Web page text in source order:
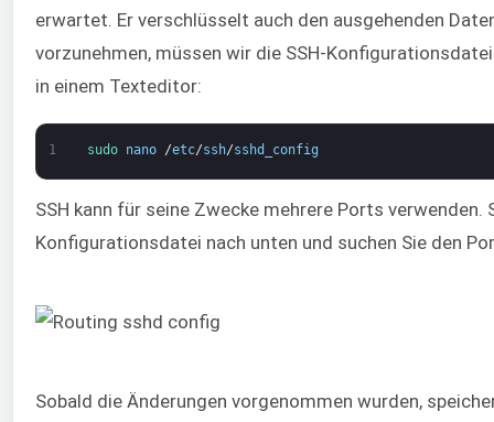
erwartet. Er verschlüsselt auch den ausgehenden
vorzunehmen, müssen wir die SSH-
in einem Texteditor:
1 sudo nano /etc/ssh/sshd_config
SSH kann für seine Zwecke mehrere Ports verwenden.
Konfigurationsdatei nach unten und suchen Sie den
Sobald die Änderungen vorgenommen wurden,